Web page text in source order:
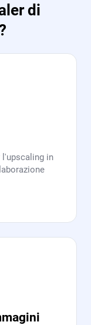
di
l'upscaling in